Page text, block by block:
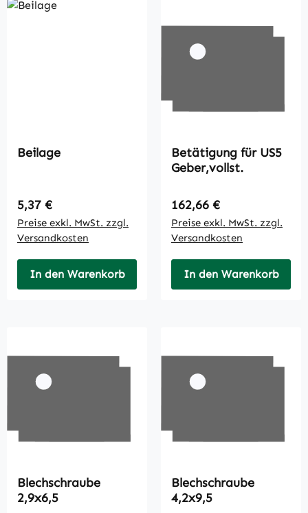
Beilage
Regulärer Preis:
5,37 €
Preise exkl. MwSt. zzgl.
Versandkosten
In den Warenkorb
Betätigung für US5
Geber,vollst.
Regulärer Preis:
162,66 €
Preise exkl. MwSt. zzgl.
Versandkosten
In den Warenkorb
Blechschraube
2,9x6,5
Blechschraube
4,2x9,5